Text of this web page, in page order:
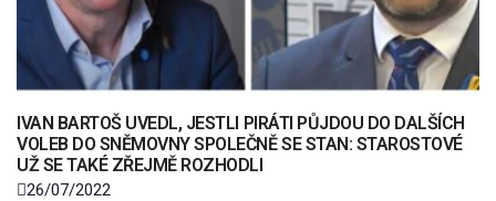
IVAN BARTOŠ UVEDL, JESTLI PIRÁTI PŮJDOU DO DALŠÍCH
VOLEB DO SNĚMOVNY SPOLEČNĚ SE STAN: STAROSTOVÉ
UŽ SE TAKÉ ZŘEJMĚ ROZHODLI
26/07/2022